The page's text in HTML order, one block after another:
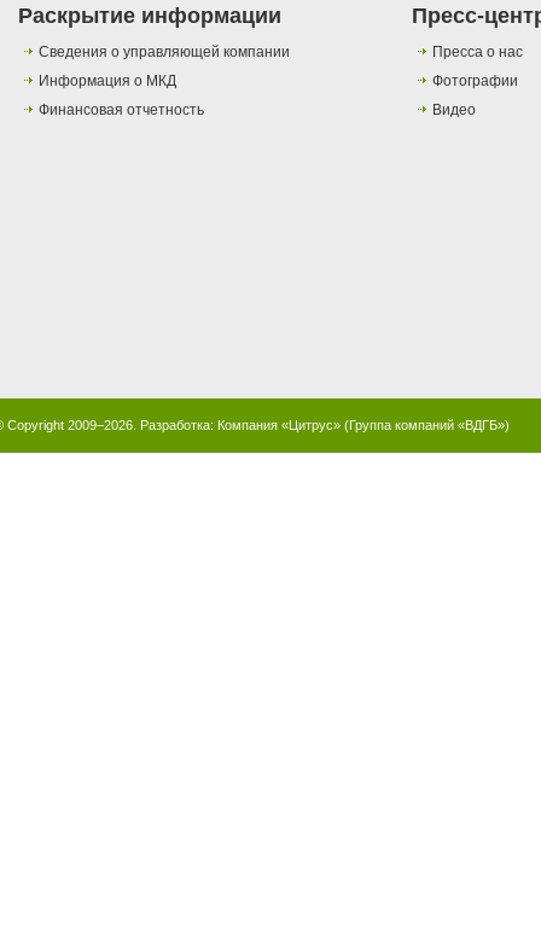
Раскрытие информации
Сведения о управляющей компании
Информация о МКД
Финансовая отчетность
Пресс-
Пресса о нас
Фотографии
Видео
Copyright 2009–2026. Разработка: Компания «Цитрус» (Группа компаний «ВДГБ»)